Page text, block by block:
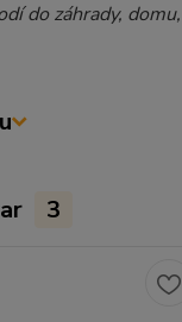
do záhrady,
3